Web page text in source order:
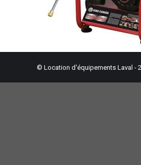
© Location d'équipements Laval -